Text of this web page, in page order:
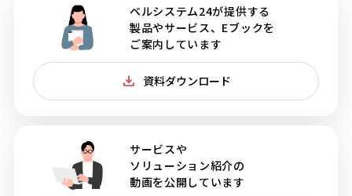
ベルシステム24が提供する
製品やサービス、Eブックを
ご案内しています
資料ダウンロード
サービスや
ソリューション紹介の
動画を公開しています